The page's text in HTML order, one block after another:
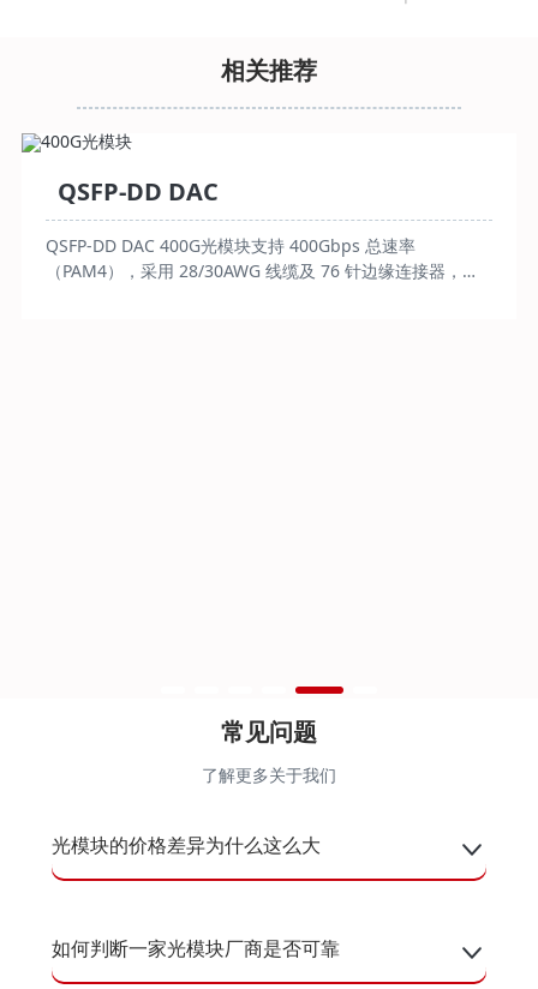
相关推荐
QSFP-DD DAC
QSFP-DD DAC 400G光模块支持 400Gbps 总速率
（PAM4），采用 28/30AWG 线缆及 76 针边缘连接器，
常见问题
了解更多关于我们
光模块的价格差异为什么这么大
如何判断一家光模块厂商是否可靠